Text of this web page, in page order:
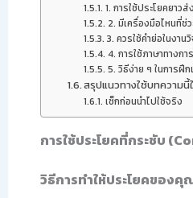
1. การใช้ประโยคยาว
2. มีเครื่องมือไหนที่ช่
3. ควรใช้คำย่อในงาน
4. การใช้ภาษาทางก
5. วิธีง่าย ๆ ในการฝึ
สรุปแนวทางใช้บทความนี้
เช็กก่อนนำไปใช้จริง
การใช้ประโยคที่กระชับ
วิธีการทำให้ประโยคของ